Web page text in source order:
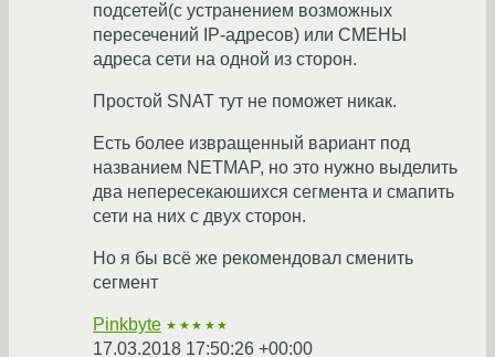
подсетей(с устранением возможных
пересечений IP-адресов) или СМЕНЫ
адреса сети на одной из сторон.
Простой SNAT тут не поможет никак.
Есть более извращенный вариант под
названием NETMAP, но это нужно выделить
два непересекаюшихся сегмента и смапить
сети на них с двух сторон.
Но я бы всё же рекомендовал сменить
сегмент
Pinkbyte ★★★★★
17.03.2018 17:50:26 +00:00